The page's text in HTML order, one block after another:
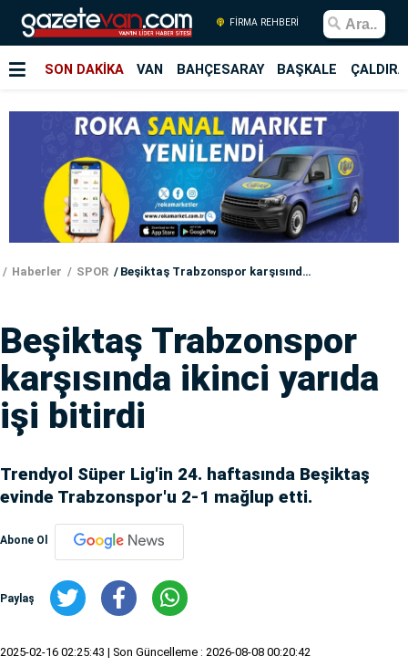
FİRMA REHBERİ
SON DAKİKA VAN BAHÇESARAY BAŞKALE
Haberler SPOR Beşiktaş Trabzonspor karşısında ikinci yarıda işi bitirdi
Beşiktaş Trabzonspor
karşısında ikinci yarıda
işi bitirdi
Trendyol Süper Lig'in 24. haftasında Beşiktaş
evinde Trabzonspor'u 2-1 mağlup etti.
Abone Ol
Paylaş
2025-02-16 02:25:43 | Son Güncelleme : 2026-08-08 00:20:42